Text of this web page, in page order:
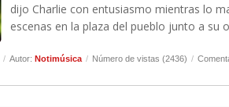
dijo Charlie con entusiasmo mientras lo
escenas en la plaza del pueblo junto a su
/ Autor: Notimúsica / Número de vistas (2436) /